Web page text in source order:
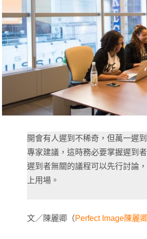
開會有人遲到不稀奇，但萬一遲
專家建議，這時務必要掌握遲到
遲到者無關的議程可以先行討論
上用場。
文／陳麗卿（Perfect Image陳麗